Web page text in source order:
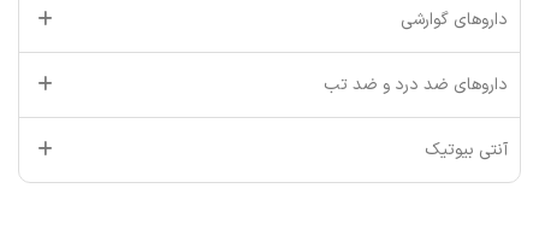
داروهای گوارشی
داروهای ضد درد و ضد تب
آنتی بیوتیک